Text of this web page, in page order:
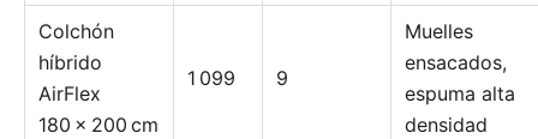
Colchón
híbrido
AirFlex
180 × 200 cm
1 099 9
Muelles
ensacados,
espuma alta
densidad